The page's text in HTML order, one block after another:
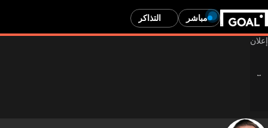
مباشر التذاكر